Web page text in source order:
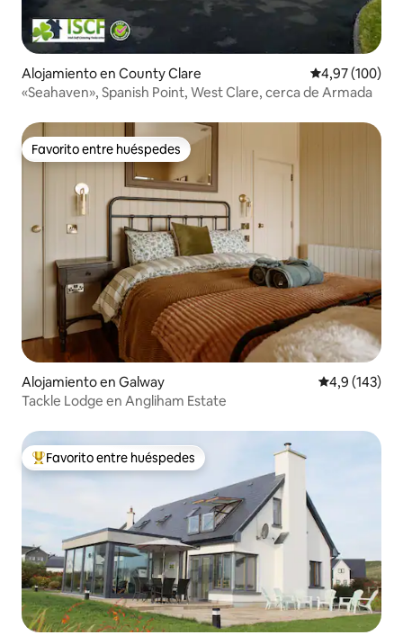
Alojamiento en County Clare Calificación
4,97 (100)
«Seahaven», Spanish Point, West Clare, cerca de Armada
Favorito entre huéspedes
Favorito entre huéspedes
Alojamiento en Galway Calificación
4,9 (143)
Tackle Lodge en Angliham Estate
Favorito entre los huéspedes más destacados
Favorito entre huéspedes